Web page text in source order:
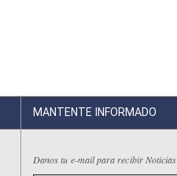
MANTENTE INFORMADO
Danos tu e-mail para recibir Noticias